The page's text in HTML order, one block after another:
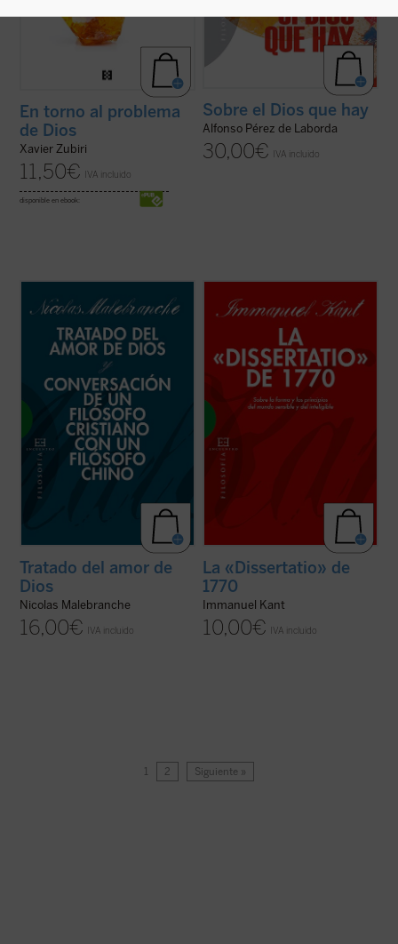
En torno al problema
de Dios
Xavier Zubiri
11,50€ IVA incluido
disponible en ebook:
Sobre el Dios que hay
Alfonso Pérez de Laborda
30,00€ IVA incluido
Malebranche, inéditos en español,
encontramos buena parte de los conceptos
esenciales de su metafísica y su
antropología, pero expuestas dentro del
fragor de algunas de las principales
controversias que marcaron ...
Tratado del amor de
Dios
Nicolas Malebranche
16,00€ IVA incluido
Sobre la forma y los principios del mundo
sensible y del inteligible , Immanuel Kant,
además de inaugurar su labor en la cátedra
de Lógica y Metafísica de la Universidad de
Königsberg, ...(ver ficha)
La «Dissertatio» de
1770
Immanuel Kant
10,00€ IVA incluido
1 2 Siguiente »